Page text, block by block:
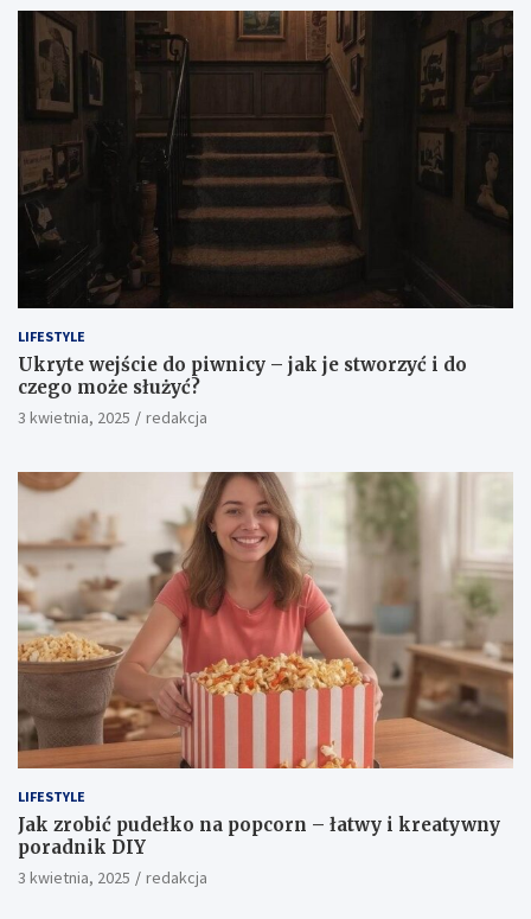
LIFESTYLE
Ukryte wejście do piwnicy – jak je stworzyć i do
czego może służyć?
3 kwietnia, 2025 redakcja
LIFESTYLE
Jak zrobić pudełko na popcorn – łatwy i kreatywny
poradnik DIY
3 kwietnia, 2025 redakcja